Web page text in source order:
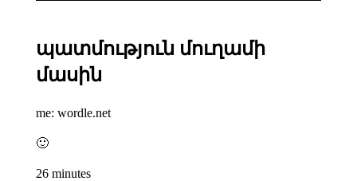
պատմություն մուղամի
մասին
me: wordle.net
🙂
26 minutes